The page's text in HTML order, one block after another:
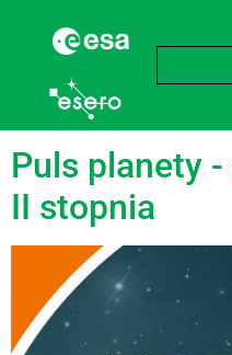
Tag:
Puls planety -
II stopnia